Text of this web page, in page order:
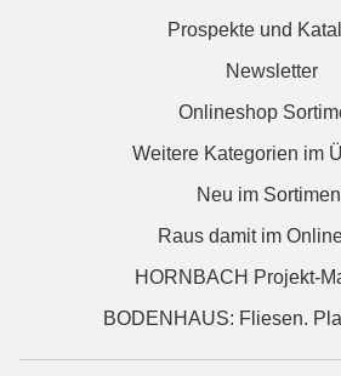
Prospekte und
Newsletter
Onlineshop
Weitere Kategorien im
Neu im
Raus damit im
HORNBACH Projekt-
BODENHAUS: Fliesen.